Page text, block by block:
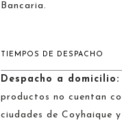
Bancaria.
TIEMPOS DE DESPACHO
Despacho a domicilio:
productos no cuentan
ciudades de Coyhaique